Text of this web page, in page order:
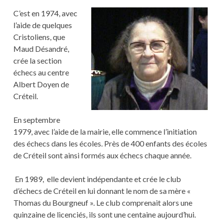
C’est en 1974, avec
l’aide de quelques
Cristoliens, que
Maud Désandré,
crée la section
échecs au centre
Albert Doyen de
Créteil.
En septembre
1979, avec l’aide de la mairie, elle commence l’initiation
des échecs dans les écoles. Près de 400 enfants des écoles
de Créteil sont ainsi formés aux échecs chaque année.
En 1989, elle devient indépendante et crée le club
d’échecs de Créteil en lui donnant le nom de sa mère «
Thomas du Bourgneuf ». Le club comprenait alors une
quinzaine de licenciés, ils sont une centaine aujourd’hui.